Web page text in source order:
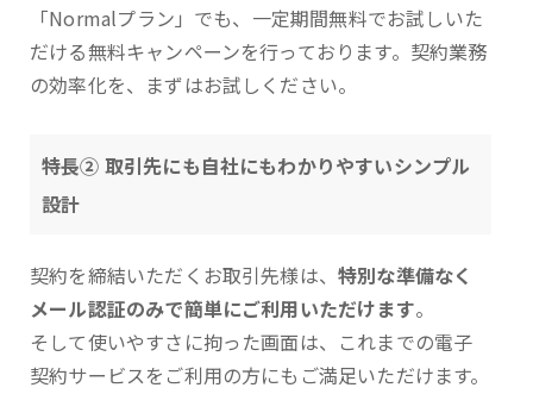
「Normalプラン」でも、一定期間無料でお試しいた
だける無料キャンペーンを行っております。契約業務
の効率化を、まずはお試しください。
特長② 取引先にも自社にもわかりやすいシンプル
設計
契約を締結いただくお取引先様は、 特別な準備なく
メール認証のみで簡単にご利用いただけます。
そして使いやすさに拘った画面は、これまでの電子
契約サービスをご利用の方にもご満足いただけます。